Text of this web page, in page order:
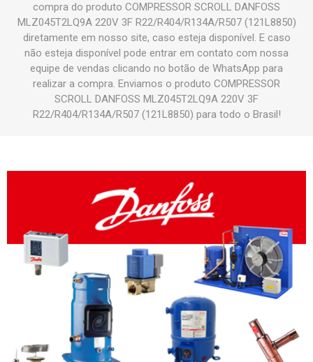
compra do produto COMPRESSOR SCROLL DANFOSS
MLZ045T2LQ9A 220V 3F R22/R404/R134A/R507 (121L8850)
diretamente em nosso site, caso esteja disponível. E caso
não esteja disponível pode entrar em contato com nossa
equipe de vendas clicando no botão de WhatsApp para
realizar a compra. Enviamos o produto COMPRESSOR
SCROLL DANFOSS MLZ045T2LQ9A 220V 3F
R22/R404/R134A/R507 (121L8850) para todo o Brasil!